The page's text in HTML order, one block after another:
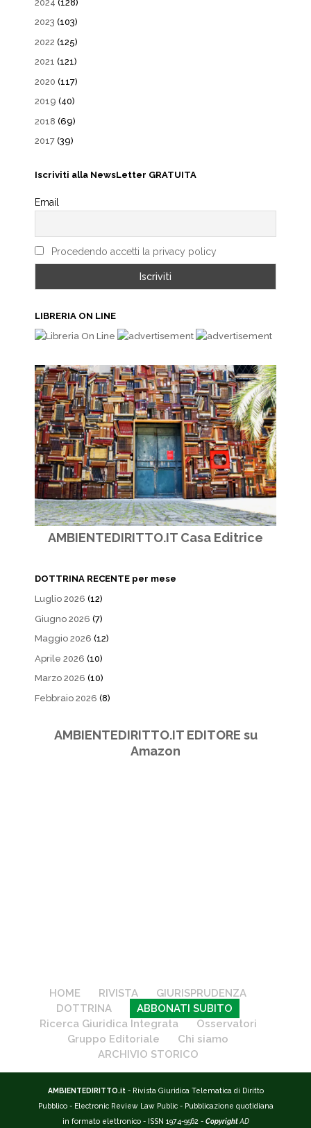
2024 (128)
2023 (103)
2022 (125)
2021 (121)
2020 (117)
2019 (40)
2018 (69)
2017 (39)
Iscriviti alla NewsLetter GRATUITA
Email
Procedendo accetti la privacy policy
LIBRERIA ON LINE
AMBIENTEDIRITTO.IT Casa Editrice
DOTTRINA RECENTE per mese
Luglio 2026 (12)
Giugno 2026 (7)
Maggio 2026 (12)
Aprile 2026 (10)
Marzo 2026 (10)
Febbraio 2026 (8)
AMBIENTEDIRITTO.IT EDITORE su
Amazon
HOME RIVISTA
GIURISPRUDENZA
DOTTRINA
ABBONATI SUBITO
Ricerca Giuridica Integrata
Osservatori
Gruppo Editoriale
Chi siamo
ARCHIVIO STORICO
AMBIENTEDIRITTO.it - Rivista Giuridica Telematica di Diritto
Pubblico - Electronic Review Law Public - Pubblicazione quotidiana
in formato elettronico - ISSN 1974-9562 - Copyright AD